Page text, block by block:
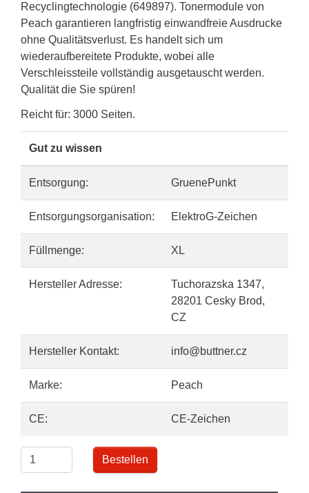
Recyclingtechnologie (649897). Tonermodule von
Peach garantieren langfristig einwandfreie Ausdrucke
ohne Qualitätsverlust. Es handelt sich um
wiederaufbereitete Produkte, wobei alle
Verschleissteile vollständig ausgetauscht werden.
Qualität die Sie spüren!
Reicht für: 3000 Seiten.
Gut zu wissen
Entsorgung: GruenePunkt
Entsorgungsorganisation: ElektroG-Zeichen
Füllmenge: XL
Hersteller Adresse:
Tuchorazska 1347,
28201 Cesky Brod,
CZ
Hersteller Kontakt: info@buttner.cz
Marke: Peach
CE: CE-Zeichen
Bestellen